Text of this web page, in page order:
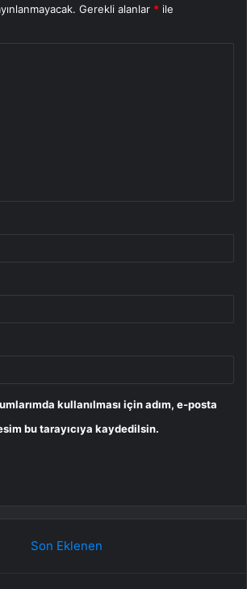
Gerekli alanlar * ile
kullanılması için adım, e-posta
bu tarayıcıya kaydedilsin.
Son Eklenen